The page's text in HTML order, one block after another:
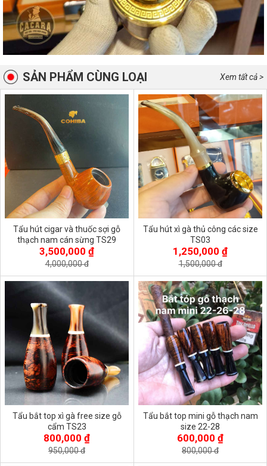
Xem tất cả >
SẢN PHẨM CÙNG LOẠI
Tẩu hút cigar và thuốc sợi gỗ
thạch nam cán sừng TS29
3,500,000 ₫
4,000,000 đ
Tẩu hút xì gà thủ công các size
TS03
1,250,000 ₫
1,500,000 đ
Tẩu bắt top xì gà free size gỗ
cẩm TS23
800,000 ₫
950,000 đ
Tẩu bắt top mini gỗ thạch nam
size 22-28
600,000 ₫
800,000 đ